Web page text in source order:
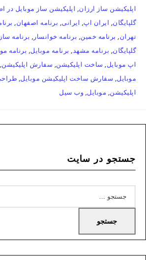
اپلیکیشن ساز ارزان, اپلیکیشن ساز موبایل در
گلپایگان, ایران اپ, ایرانی, برنامه اصفهان,
تهران, برنامه خمین, برنامه خوانسار , برنامه
گلپایگان, برنامه مشهد, برنامه موبایل, برنامه
اپ موبایل, ساخت اپلیکیشن, سفارش اپلیکیشن,
موبایل, سفارش ساخت اپلیکیشن موبایل,
اپلیکیشن, موبایل, وب سیل
جستجو در سایت
برای: